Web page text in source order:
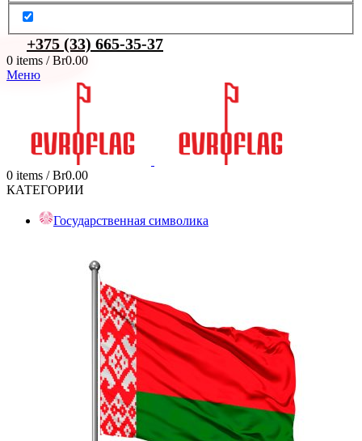
+375 (33) 665-35-37
0 items / Br0.00
Меню
0 items / Br0.00
КАТЕГОРИИ
Государственная символика